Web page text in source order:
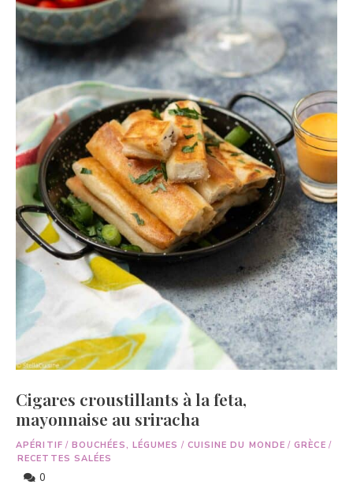
Cigares croustillants à la feta,
mayonnaise au sriracha
APÉRITIF / BOUCHÉES, LÉGUMES / CUISINE DU MONDE / GRÈCE /
RECETTES SALÉES
0